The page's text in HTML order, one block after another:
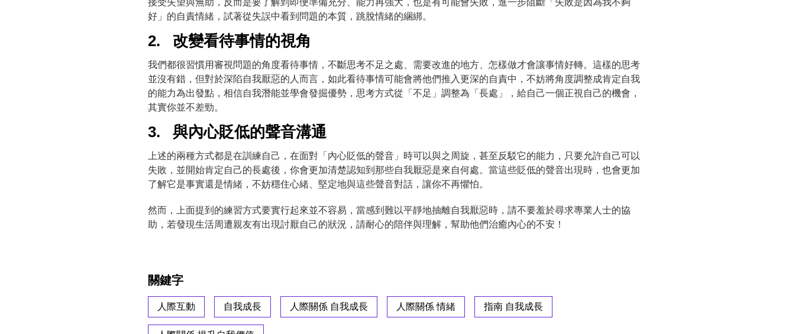
接受失望與無助，反而是要了解到即便準備充分、能力再強大，也是有可能會失敗，進一步阻斷「失敗是因為我不夠
好」的自責情緒，試著從失誤中看到問題的本質，跳脫情緒的綑綁。
2. 改變看待事情的視角
我們都很習慣用審視問題的角度看待事情，不斷思考不足之處、需要改進的地方、怎樣做才會讓事情好轉。這樣的思考
並沒有錯，但對於深陷自我厭惡的人而言，如此看待事情可能會將他們推入更深的自責中，不妨將角度調整成肯定自我
的能力為出發點，相信自我潛能並學會發掘優勢，思考方式從「不足」調整為「長處」，給自己一個正視自己的機會，
其實你並不差勁。
3. 與內心貶低的聲音溝通
上述的兩種方式都是在訓練自己，在面對「內心貶低的聲音」時可以與之周旋，甚至反駁它的能力，只要允許自己可以
失敗，並開始肯定自己的長處後，你會更加清楚認知到那些自我厭惡是來自何處。當這些貶低的聲音出現時，也會更加
了解它是事實還是情緒，不妨穩住心緒、堅定地與這些聲音對話，讓你不再懼怕。
然而，上面提到的練習方式要實行起來並不容易，當感到難以平靜地抽離自我厭惡時，請不要羞於尋求專業人士的協
助，若發現生活周遭親友有出現討厭自己的狀況，請耐心的陪伴與理解，幫助他們治癒內心的不安！
關鍵字
人際互動 自我成長 人際關係 自我成長 人際關係 情緒 指南 自我成長